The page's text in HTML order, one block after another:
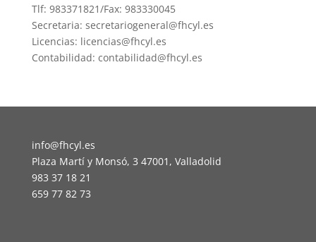
Tlf: 983371821/Fax: 983330045
Secretaria: secretariogeneral@fhcyl.es
Licencias: licencias@fhcyl.es
Contabilidad: contabilidad@fhcyl.es
info@fhcyl.es
Plaza Martí y Monsó, 3 47001, Valladolid
983 37 18 21
659 77 82 73